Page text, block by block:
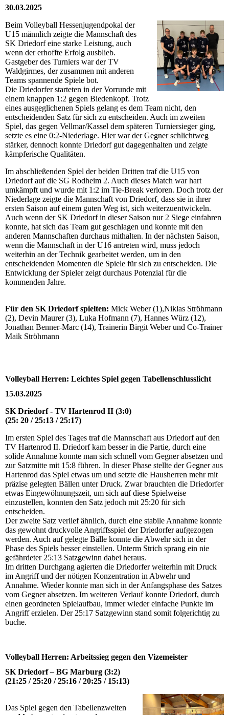
30.03.2025
Beim Volleyball Hessenjugendpokal der
U15 männlich zeigte die Mannschaft des
SK Driedorf eine starke Leistung, auch
wenn der erhoffte Erfolg ausblieb.
Gastgeber des Turniers war der TV
Waldgirmes, der zusammen mit anderen
Teams spannende Spiele bot.
Die Driedorfer starteten in der Vorrunde mit
einem knappen 1:2 gegen Biedenkopf. Trotz
eines ausgeglichenen Spiels gelang es dem Team nicht, den
entscheidenden Satz für sich zu entscheiden. Auch im zweiten
Spiel, das gegen Vellmar/Kassel dem späteren Turniersieger ging,
setzte es eine 0:2-Niederlage. Hier war der Gegner schlichtweg
stärker, dennoch konnte Driedorf gut dagegenhalten und zeigte
kämpferische Qualitäten.
Im abschließenden Spiel der beiden Dritten traf die U15 von
Driedorf auf die SG Rodheim 2. Auch dieses Match war hart
umkämpft und wurde mit 1:2 im Tie-Break verloren. Doch trotz der
Niederlage zeigte die Mannschaft von Driedorf, dass sie in ihrer
ersten Saison auf einem guten Weg ist, sich weiterzuentwickeln.
Auch wenn der SK Driedorf in dieser Saison nur 2 Siege einfahren
konnte, hat sich das Team gut geschlagen und konnte mit den
anderen Mannschaften durchaus mithalten. In der nächsten Saison,
wenn die Mannschaft in der U16 antreten wird, muss jedoch
weiterhin an der Technik gearbeitet werden, um in den
entscheidenden Momenten die Spiele für sich zu entscheiden. Die
Entwicklung der Spieler zeigt durchaus Potenzial für die
kommenden Jahre.
Für den SK Driedorf spielten: Mick Weber (1),Niklas Ströhmann
(2), Devin Maurer (3), Luka Hofmann (7), Hannes Würz (12),
Jonathan Benner-Marc (14), Trainerin Birgit Weber und Co-Trainer
Maik Ströhmann
Volleyball Herren: Leichtes Spiel gegen Tabellenschlusslicht
15.03.2025
SK Driedorf - TV Hartenrod II (3:0)
(25: 20 / 25:13 / 25:17)
Im ersten Spiel des Tages traf die Mannschaft aus Driedorf auf den
TV Hartenrod II. Driedorf kam besser in die Partie, durch eine
solide Annahme konnte man sich schnell vom Gegner absetzen und
zur Satzmitte mit 15:8 führen. In dieser Phase stellte der Gegner aus
Hartenrod das Spiel etwas um und setzte die Hausherren mehr mit
präzise gelegten Bällen unter Druck. Zwar brauchten die Driedorfer
etwas Eingewöhnungszeit, um sich auf diese Spielweise
einzustellen, konnten den Satz jedoch mit 25:20 für sich
entscheiden.
Der zweite Satz verlief ähnlich, durch eine stabile Annahme konnte
das gewohnt druckvolle Angriffsspiel der Driedorfer aufgezogen
werden. Auch auf gelegte Bälle konnte die Abwehr sich in der
Phase des Spiels besser einstellen. Unterm Strich sprang ein nie
gefährdeter 25:13 Satzgewinn dabei heraus.
Im dritten Durchgang agierten die Driedorfer weiterhin mit Druck
im Angriff und der nötigen Konzentration in Abwehr und
Annahme. Wieder konnte man sich in der Anfangsphase des Satzes
vom Gegner absetzen. Im weiteren Verlauf konnte Driedorf, durch
einen geordneten Spielaufbau, immer wieder einfache Punkte im
Angriff erzielen. Der 25:17 Satzgewinn stand somit folgerichtig zu
buche.
Volleyball Herren: Arbeitssieg gegen den Vizemeister
SK Driedorf – BG Marburg (3:2)
(21:25 / 25:20 / 25:16 / 20:25 / 15:13)
Das Spiel gegen den Tabellenzweiten